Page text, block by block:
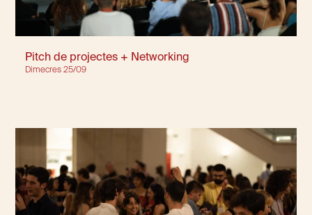
Pitch de projectes + Networking
Dimecres 25/09